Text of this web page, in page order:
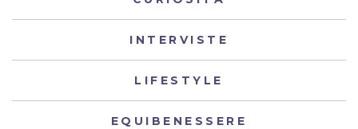
INTERVISTE
LIFESTYLE
EQUIBENESSERE